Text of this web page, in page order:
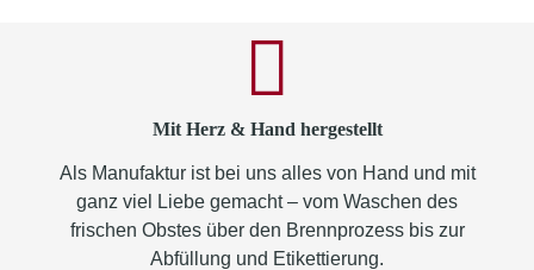
Mit Herz & Hand hergestellt
Als Manufaktur ist bei uns alles von Hand und mit
ganz viel Liebe gemacht – vom Waschen des
frischen Obstes über den Brennprozess bis zur
Abfüllung und Etikettierung.